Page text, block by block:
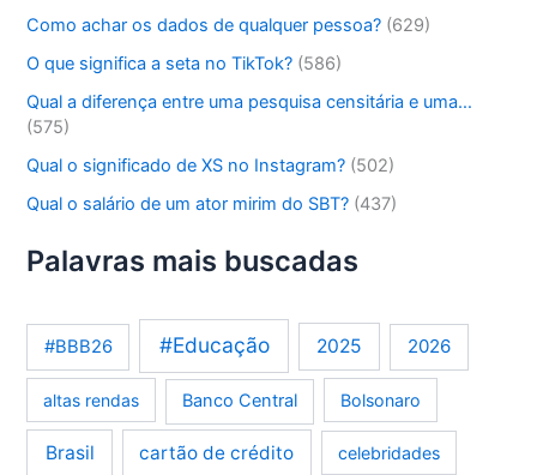
Como achar os dados de qualquer pessoa? (629)
O que significa a seta no TikTok? (586)
Qual a diferença entre uma pesquisa censitária e uma…
(575)
Qual o significado de XS no Instagram? (502)
Qual o salário de um ator mirim do SBT? (437)
Palavras mais buscadas
#BBB26 #Educação 2025 2026
altas rendas Banco Central Bolsonaro
Brasil cartão de crédito celebridades